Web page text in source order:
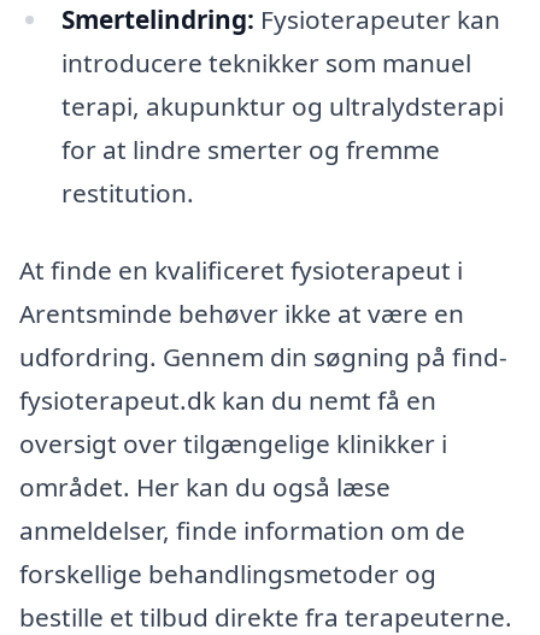
Smertelindring: Fysioterapeuter kan
introducere teknikker som manuel
terapi, akupunktur og ultralydsterapi
for at lindre smerter og fremme
restitution.
At finde en kvalificeret fysioterapeut i
Arentsminde behøver ikke at være en
udfordring. Gennem din søgning på find-
fysioterapeut.dk kan du nemt få en
oversigt over tilgængelige klinikker i
området. Her kan du også læse
anmeldelser, finde information om de
forskellige behandlingsmetoder og
bestille et tilbud direkte fra terapeuterne.